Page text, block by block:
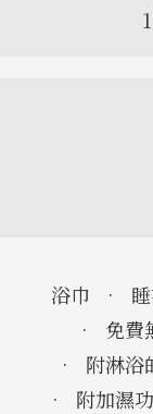
浴巾
免費
附淋浴
附加濕